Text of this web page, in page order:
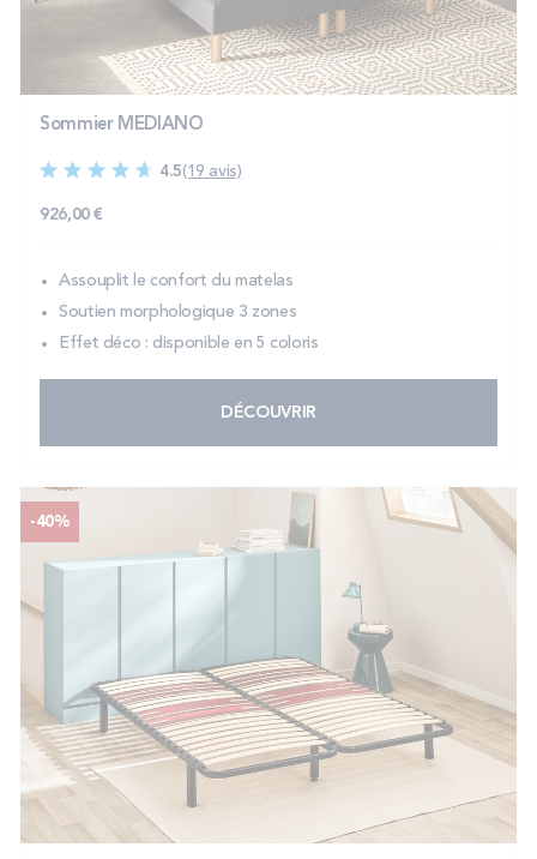
Technologie bultex
Nos engagements
Storelocator
Contact
Sommier MEDIANO
4.5(19 avis)
926,00 €
Assouplit le confort du matelas
Soutien morphologique 3 zones
Effet déco : disponible en 5 coloris
DÉCOUVRIR
-40%